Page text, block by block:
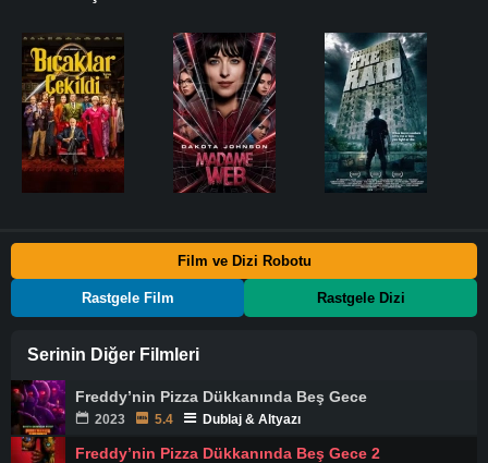
Film ve Dizi Robotu
Rastgele Film Rastgele Dizi
Serinin Diğer Filmleri
Freddy’nin Pizza Dükkanında Beş Gece
2023 5.4 Dublaj & Altyazı
Freddy’nin Pizza Dükkanında Beş Gece 2